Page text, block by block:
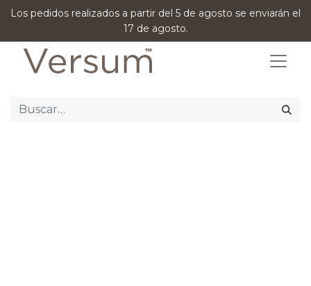
Los pedidos realizados a partir del 5 de agosto se enviarán el
17 de agosto.